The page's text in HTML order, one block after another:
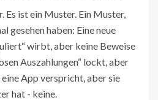
Es ist ein Muster. Ein Muster,
gesehen haben: Eine neue
wirbt, aber keine Beweise
Auszahlungen“ lockt, aber
App verspricht, aber sie
hat - keine.